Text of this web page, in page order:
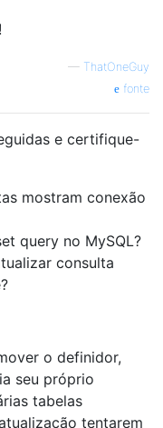
— ThatOneGuy
fonte
e certifique-
mostram conexão
query no MySQL?
consulta
o definidor,
seu próprio
tabelas
tentarem